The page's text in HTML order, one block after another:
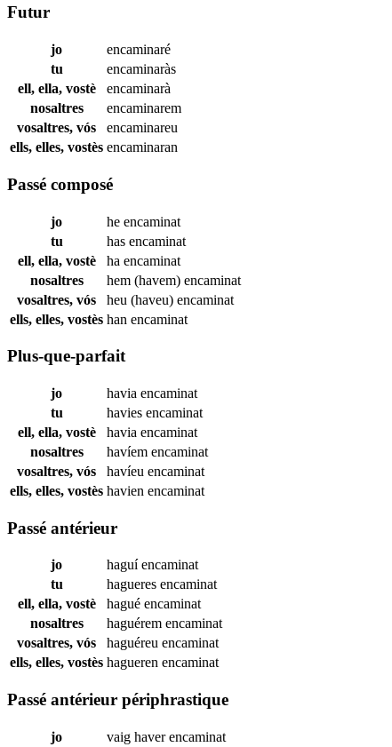
Futur
jo
encaminaré
tu
encaminaràs
ell, ella, vostè
encaminarà
nosaltres
encaminarem
vosaltres, vós
encaminareu
ells, elles, vostès encaminaran
Passé composé
jo he encaminat
tu
has encaminat
ell, ella, vostè
ha encaminat
nosaltres
hem (havem) encaminat
vosaltres, vós
heu (haveu) encaminat
ells, elles, vostès han encaminat
Plus-que-parfait
jo havia encaminat
tu
havies encaminat
ell, ella, vostè
havia encaminat
nosaltres
havíem encaminat
vosaltres, vós
havíeu encaminat
ells, elles, vostès havien encaminat
Passé antérieur
jo haguíencaminat
tu
hagueres encaminat
ell, ella, vostè
hagué encaminat
nosaltres
haguérem encaminat
vosaltres, vós
haguéreu encaminat
ells, elles, vostès hagueren encaminat
Passé antérieur périphrastique
jo vaig haverencaminat